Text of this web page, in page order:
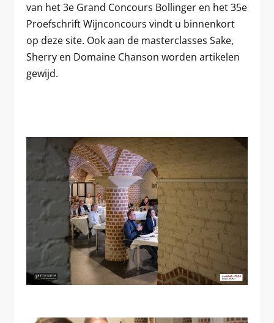
van het 3e Grand Concours Bollinger en het 35e
Proefschrift Wijnconcours vindt u binnenkort
op deze site. Ook aan de masterclasses Sake,
Sherry en Domaine Chanson worden artikelen
gewijd.